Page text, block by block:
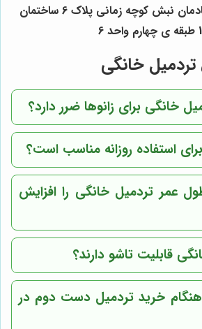
انقلاب جنب مترو شادمان نبش کوچه زمانی پلاک 6 ساختمان
6
خانگی
خانگی برای زانوها ضرر دارد؟
استفاده روزانه مناسب است؟
عمر تردمیل خانگی را افزایش
قابلیت تاشو دارند؟
هنگام خرید تردمیل دست دوم در